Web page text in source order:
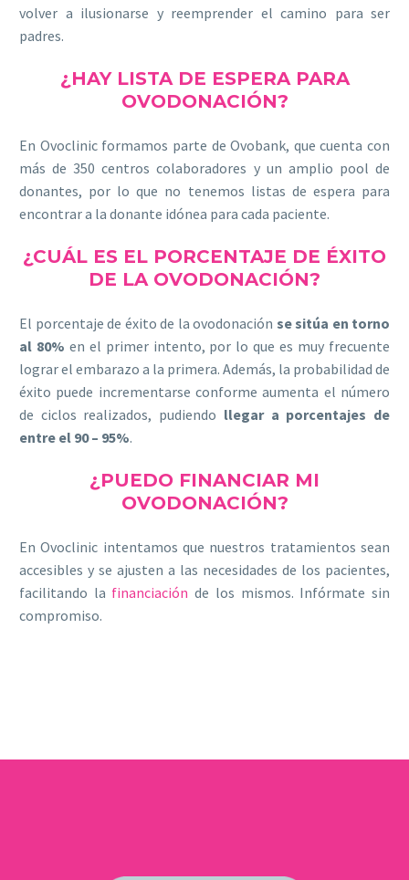
volver a ilusionarse y reemprender el camino para ser
padres.
¿HAY LISTA DE ESPERA PARA
OVODONACIÓN?
En Ovoclinic formamos parte de Ovobank, que cuenta con
más de 350 centros colaboradores y un amplio pool de
donantes, por lo que no tenemos listas de espera para
encontrar a la donante idónea para cada paciente.
¿CUÁL ES EL PORCENTAJE DE ÉXITO
DE LA OVODONACIÓN?
El porcentaje de éxito de la ovodonación se sitúa en torno
al 80% en el primer intento, por lo que es muy frecuente
lograr el embarazo a la primera. Además, la probabilidad de
éxito puede incrementarse conforme aumenta el número
de ciclos realizados, pudiendo llegar a porcentajes de
entre el 90 – 95%.
¿PUEDO FINANCIAR MI
OVODONACIÓN?
En Ovoclinic intentamos que nuestros tratamientos sean
accesibles y se ajusten a las necesidades de los pacientes,
facilitando la financiación de los mismos. Infórmate sin
compromiso.